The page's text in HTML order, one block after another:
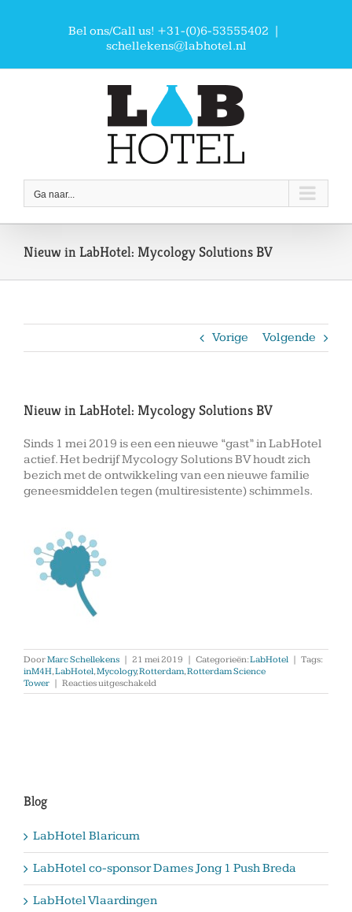
Bel ons/Call us! +31-(0)6-53555402 |
schellekens@labhotel.nl
Ga naar...
Nieuw in LabHotel: Mycology Solutions BV
Vorige Volgende
Nieuw in LabHotel: Mycology Solutions BV
Sinds 1 mei 2019 is een een nieuwe “gast” in LabHotel
actief. Het bedrijf Mycology Solutions BV houdt zich
bezich met de ontwikkeling van een nieuwe familie
geneesmiddelen tegen (multiresistente) schimmels.
DoorMarc Schellekens | 21 mei 2019 | Categorieën:LabHotel | Tags:
inM4H,LabHotel,Mycology,Rotterdam,Rotterdam Science
Tower | Reacties uitgeschakeld
Nieuw
Blog
LabHotel Blaricum
LabHotel co-sponsor Dames Jong 1 Push Breda
LabHotel Vlaardingen